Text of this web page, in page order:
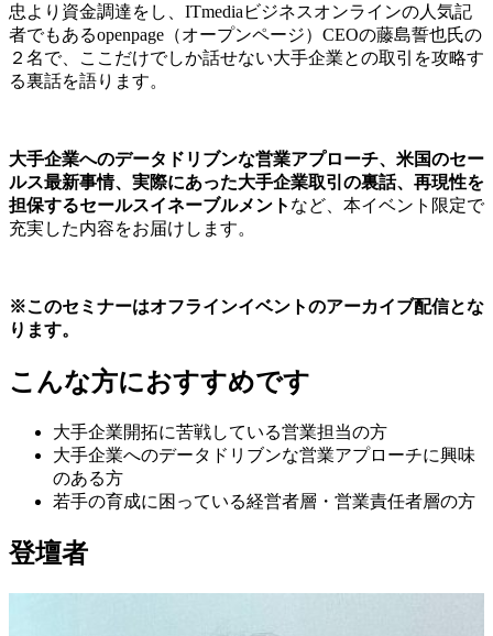
忠より資金調達をし、ITmediaビジネスオンラインの人気記
者でもあるopenpage（オープンページ）CEOの藤島誓也氏の
２名で、ここだけでしか話せない大手企業との取引を攻略す
る裏話を語ります。
大手企業へのデータドリブンな営業アプローチ、米国のセー
ルス最新事情、実際にあった大手企業取引の裏話、再現性を
担保するセールスイネーブルメント など、本イベント限定で
充実した内容をお届けします。
※このセミナーはオフラインイベントのアーカイブ配信とな
ります。
こんな方におすすめです
大手企業開拓に苦戦している営業担当の方
大手企業へのデータドリブンな営業アプローチに興味
のある方
若手の育成に困っている経営者層・営業責任者層の方
登壇者